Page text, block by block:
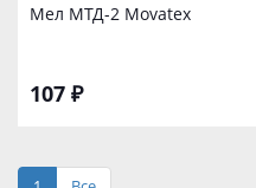
Мел МТД-2 Movatex
107 ₽